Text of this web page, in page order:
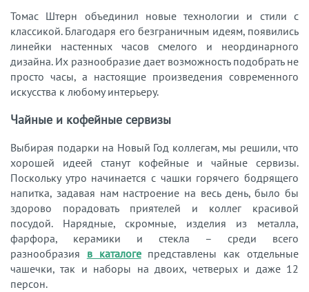
Томас Штерн объединил новые технологии и стили с
классикой. Благодаря его безграничным идеям, появились
линейки настенных часов смелого и неординарного
дизайна. Их разнообразие дает возможность подобрать не
просто часы, а настоящие произведения современного
искусства к любому интерьеру.
Чайные и кофейные сервизы
Выбирая подарки на Новый Год коллегам, мы решили, что
хорошей идеей станут кофейные и чайные сервизы.
Поскольку утро начинается с чашки горячего бодрящего
напитка, задавая нам настроение на весь день, было бы
здорово порадовать приятелей и коллег красивой
посудой. Нарядные, скромные, изделия из металла,
фарфора, керамики и стекла – среди всего
разнообразия в каталогепредставлены как отдельные
чашечки, так и наборы на двоих, четверых и даже 12
персон.